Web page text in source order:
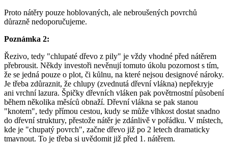
Proto nátěry pouze hoblovaných, ale nebroušených povrchů
důrazně nedoporučujeme.
Poznámka 2:
Řezivo, tedy "chlupaté dřevo z pily" je vždy vhodné před nátěrem
přebrousit. Někdy investoři nevěnují tomuto úkolu pozornost s tím,
že se jedná pouze o plot, či kůlnu, na které nejsou designové nároky.
Je třeba zdůraznit, že chlupy (zvednutá dřevní vlákna) nepřekryje
ani vrchní lazura. Špičky dřevních vláken pak povětrnostní působení
během několika měsíců obnaží. Dřevní vlákna se pak stanou
"knotem", tedy přímou cestou, kudy se může vlhkost dostat snadno
do dřevní struktury, přestože nátěr je zdánlivě v pořádku. V místech,
kde je "chupatý povrch", začne dřevo již po 2 letech dramaticky
tmavnout. To je třeba si uvědomit již před 1. nátěrem.